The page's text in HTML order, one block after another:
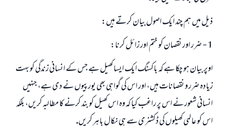
ذيل ميں ہم چند ايك اصول بيان كرتے ہيں:
1 - ضرر اور نقصان كو ختم اور زائل كرنا:
اوپر بيان ہو چكا ہے كہ باكسنگ ايك ايسا كھيل ہے جس كے انسانى زندگى كو بہت
زيادہ ضرر و نقصانات ہيں، اور اس كى گواہى بھى يورپيوں نے دى ہے، جنہيں
انسانى شعور نے اس پر راغب كيا كہ وہ اس كھيل كو بند كرنے كا مطالبہ كريں، بلكہ
اس كو عالمى كھيلوں كى ڈكشنرى سے ہى نكال باہر كريں.
ابھی تعاون کریں